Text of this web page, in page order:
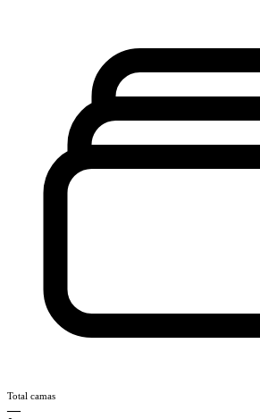
Total camas
—